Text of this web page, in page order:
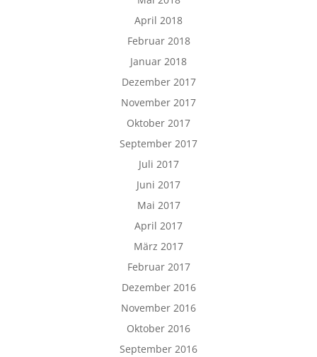
April 2018
Februar 2018
Januar 2018
Dezember 2017
November 2017
Oktober 2017
September 2017
Juli 2017
Juni 2017
Mai 2017
April 2017
März 2017
Februar 2017
Dezember 2016
November 2016
Oktober 2016
September 2016